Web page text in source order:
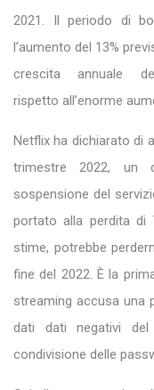
2021. Il periodo di
l’aumento del 13%
crescita annuale
rispetto all’enorme
Netflix ha dichiarato di
trimestre 2022, un
sospensione del
portato alla perdita di
stime, potrebbe
fine del 2022. È la
streaming accusa una
dati dati negativi
condivisione delle